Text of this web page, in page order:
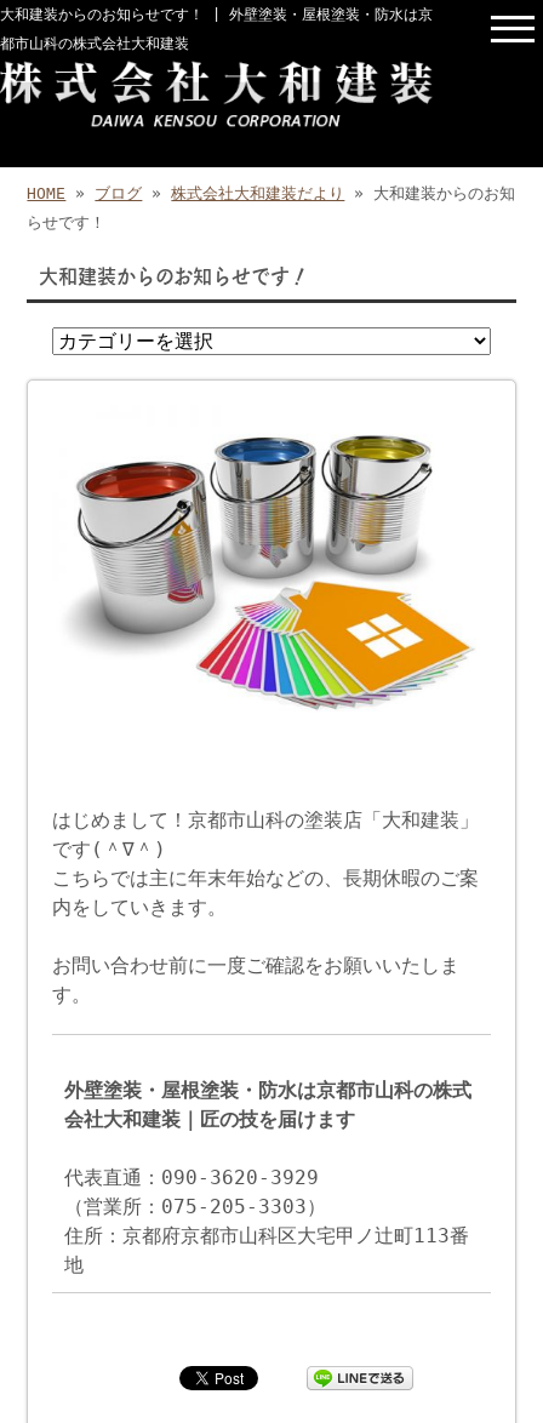
大和建装からのお知らせです！ | 外壁塗装・屋根塗装・防水は京
都市山科の株式会社大和建装
HOME » ブログ »株式会社大和建装だより
» 大和建装からのお知
らせです！
大和建装からのお知らせです！
はじめまして！京都市山科の塗装店「大和建装」
です(＾∇＾)
こちらでは主に年末年始などの、長期休暇のご案
内をしていきます。
お問い合わせ前に一度ご確認をお願いいたしま
す。
外壁塗装・屋根塗装・防水は京都市山科の株式
会社大和建装｜匠の技を届けます
代表直通：090-3620-3929
（営業所：075-205-3303）
住所：京都府京都市山科区大宅甲ノ辻町113番
地